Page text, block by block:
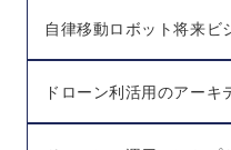
自律移動ロボット将来ビ
ドローン利活用のアー